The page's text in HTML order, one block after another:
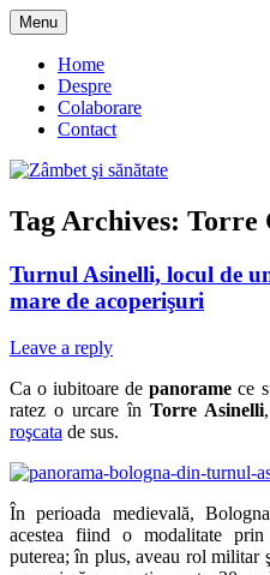
Skip
to
content
Zâmbet şi
Menu
Home
Despre
Colaborare
Contact
Tag Archives: Torre
Turnul Asinelli, locul de
mare de acoperişuri
Leave a reply
Ca o iubitoare depanorame ce
ratez o urcare în Torre Asinelli
roşcata de sus.
În perioada medievală,
acestea fiind o modalitate
puterea; în plus, aveau rol militar